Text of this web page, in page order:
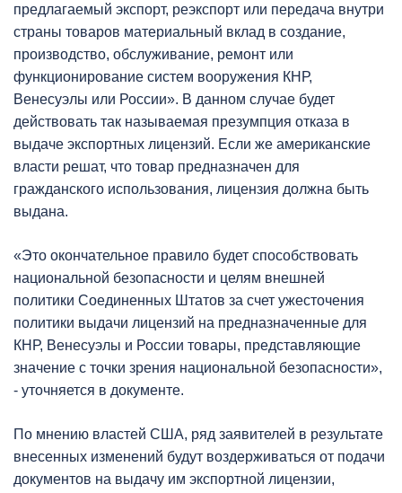
предлагаемый экспорт, реэкспорт или передача внутри
страны товаров материальный вклад в создание,
производство, обслуживание, ремонт или
функционирование систем вооружения КНР,
Венесуэлы или России». В данном случае будет
действовать так называемая презумпция отказа в
выдаче экспортных лицензий. Если же американские
власти решат, что товар предназначен для
гражданского использования, лицензия должна быть
выдана.
«Это окончательное правило будет способствовать
национальной безопасности и целям внешней
политики Соединенных Штатов за счет ужесточения
политики выдачи лицензий на предназначенные для
КНР, Венесуэлы и России товары, представляющие
значение с точки зрения национальной безопасности»,
- уточняется в документе.
По мнению властей США, ряд заявителей в результате
внесенных изменений будут воздерживаться от подачи
документов на выдачу им экспортной лицензии,